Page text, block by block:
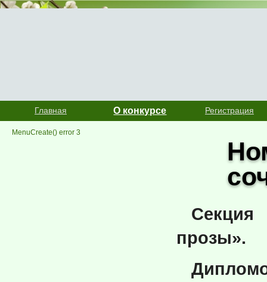
Главная О конкурсе Регистрация
MenuCreate() error 3
прозы».